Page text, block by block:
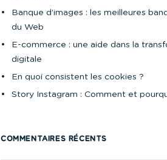
Banque d’images : les meilleures
du Web
E-commerce : une aide dans la
digitale
En quoi consistent les cookies ?
Story Instagram : Comment et
COMMENTAIRES RÉCENTS